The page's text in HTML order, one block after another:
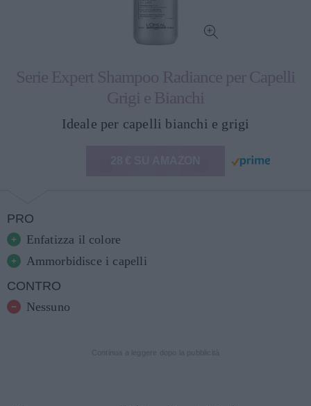
Serie Expert Shampoo Radiance per Capelli
Grigi e Bianchi
Ideale per capelli bianchi e grigi
PRO
Enfatizza il colore
Ammorbidisce i capelli
CONTRO
Nessuno